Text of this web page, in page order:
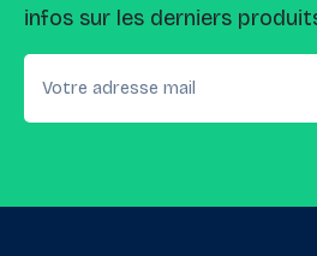
infos sur les derniers